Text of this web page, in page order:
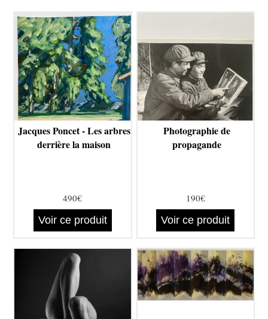
Jacques Poncet - Les arbres
derrière la maison
490€
Voir ce produit
Photographie de
propagande
190€
Voir ce produit